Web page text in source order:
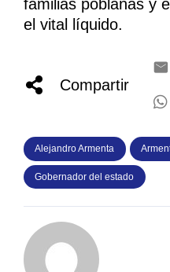
familias poblanas y
el vital líquido.
Compartir
Alejandro Armenta
Gobernador del estado